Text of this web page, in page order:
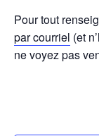
Pour tout
par courriel (et
ne voyez pas